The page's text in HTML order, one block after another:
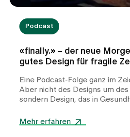
Podcast
«finally.» – der neue
gutes Design für fragile
Eine Podcast-Folge ganz im
Aber nicht des Designs um
sondern Design, das in
pflegebedürftige Personen,
Mehr erfahren